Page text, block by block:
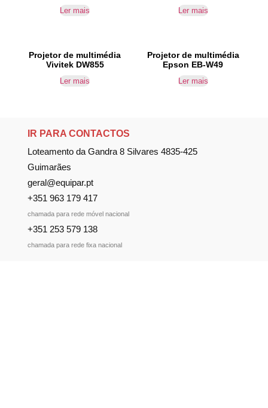
Ler mais Ler mais
Projetor de multimédia
Vivitek DW855
Ler mais
Projetor de multimédia
Epson EB-W49
Ler mais
IR PARA CONTACTOS
Loteamento da Gandra 8 Silvares 4835-425
Guimarães
geral@equipar.pt
+351 963 179 417
chamada para rede móvel nacional
+351 253 579 138
chamada para rede fixa nacional